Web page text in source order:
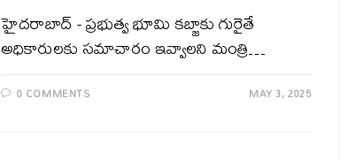
హైద‌రాబాద్ - ప్రభుత్వ భూమి కబ్జాకు గురైతే
అధికారులకు సమాచారం ఇవ్వాలని మంత్రి…
0 COMMENTS MAY 3, 2025